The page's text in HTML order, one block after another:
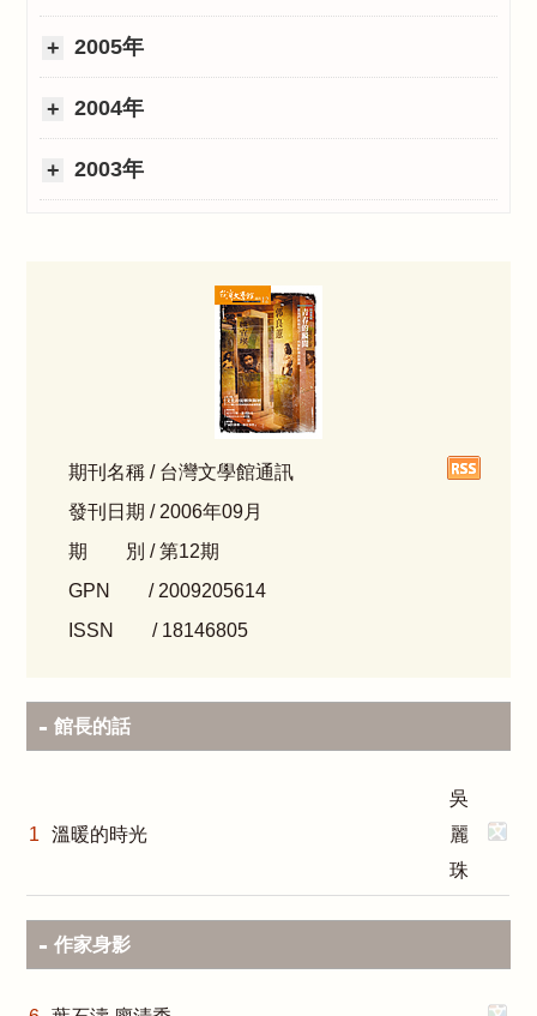
期刊名稱 / 台灣文學館通訊
發刊日期 / 2006年09月
期 別 / 第12期
GPN / 2009205614
ISSN / 18146805
館長的話
1 溫暖的時光
吳
麗
珠
作家身影
2005年
2004年
2003年